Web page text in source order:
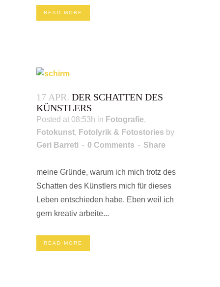
READ MORE
17 APR. DER SCHATTEN DES
KÜNSTLERS
Posted at 08:53h in Fotografie,
Fotokunst, Fotolyrik & Fotostories by
Geri Barreti
0 Comments Share
meine Gründe, warum ich mich trotz des
Schatten des Künstlers mich für dieses
Leben entschieden habe. Eben weil ich
gern kreativ arbeite...
READ MORE